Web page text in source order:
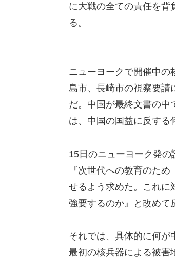
に大戦の全ての責任を背
る。
ニューヨークで開催中の
島市、長崎市の視察要請
だ。中国が最終文書の中
は、中国の国益に反する
15日のニューヨーク発の
『次世代への教育のた
せるよう求めた。これに
強要するのか』と改めて
それでは、具体的に何が
最初の核兵器による被害